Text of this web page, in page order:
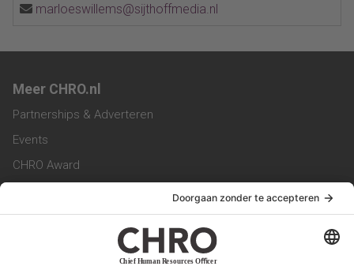
marloeswillems@sijthoffmedia.nl
Meer CHRO.nl
Partnerships & Adverteren
Events
CHRO Award
CHRO Magazine
Service & Contact